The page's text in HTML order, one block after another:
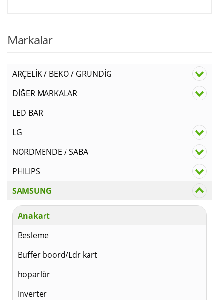
Markalar
ARÇELİK / BEKO / GRUNDİG
DİĞER MARKALAR
LED BAR
LG
NORDMENDE / SABA
PHILIPS
SAMSUNG
Anakart
Besleme
Buffer boord/Ldr kart
hoparlör
Inverter